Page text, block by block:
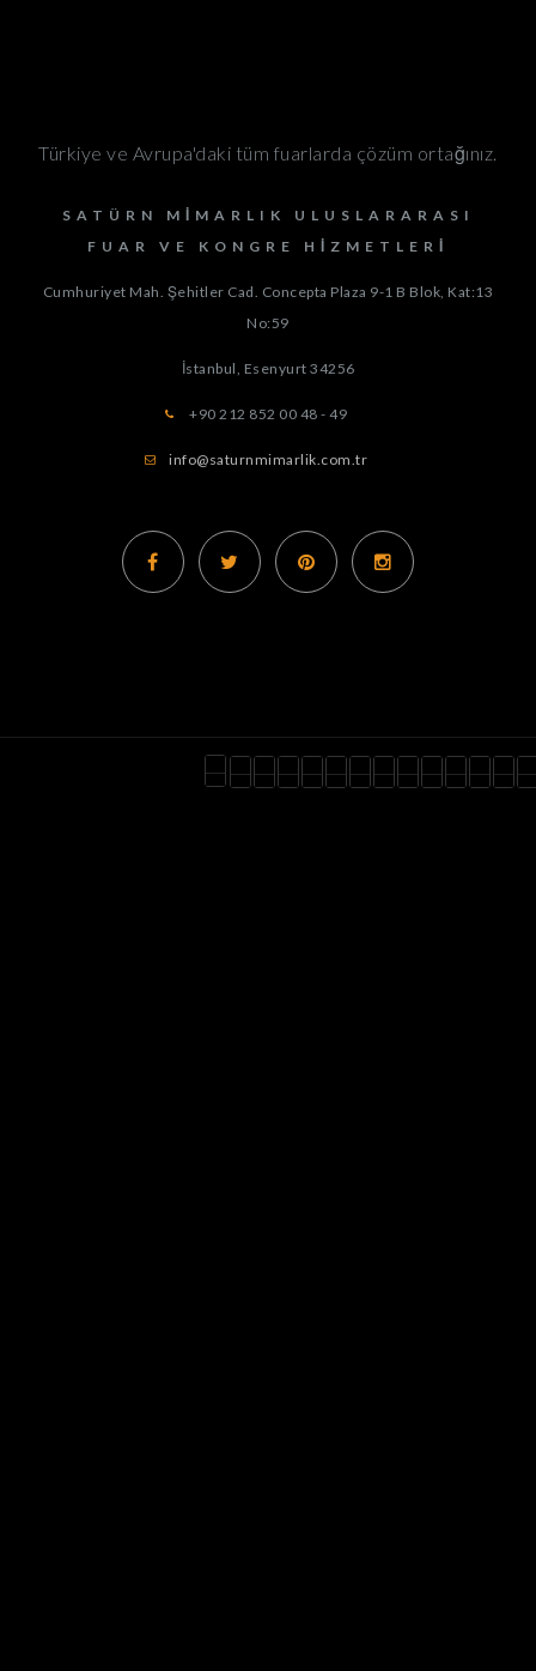
Türkiye ve Avrupa'daki tüm fuarlarda çözüm ortağınız.
SATÜRN MIMARLIK ULUSLARARASI
FUAR VE KONGRE HIZMETLERI
Cumhuriyet Mah. Şehitler Cad. Concepta Plaza 9-1 B Blok, Kat:13
No:59
İstanbul, Esenyurt 34256
+90 212 852 00 48 - 49
info@saturnmimarlik.com.tr